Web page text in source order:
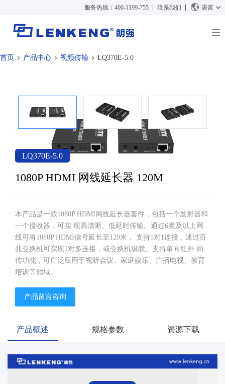
服务热线：400-1199-755 联系我们 语言
关于朗强
资质荣誉
人力资源
联系我们
视频传输
视频信号处理
媒体报道
技术支持
资料下载
正品查询
停产产品
搜索
首页 产品中心 视频传输 LQ370E-5.0
LQ370E-5.0
1080P HDMI 网线延长器 120M
本产品是一款1080P HDMI网线延长器套件，包括一个发射器和
一个接收器，可实 现高清晰、低延时传输。通过6类及以上网
线可将1080P HDMI信号延长至120米， 支持1对1连接，通过百
兆交换机可实现1对多连接，或交换机级联。支持单向红外 回
传功能，可广泛应用于视听会议、家庭娱乐、广播电视、教育
培训等领域。
产品留言咨询
产品概述 规格参数 资源下载